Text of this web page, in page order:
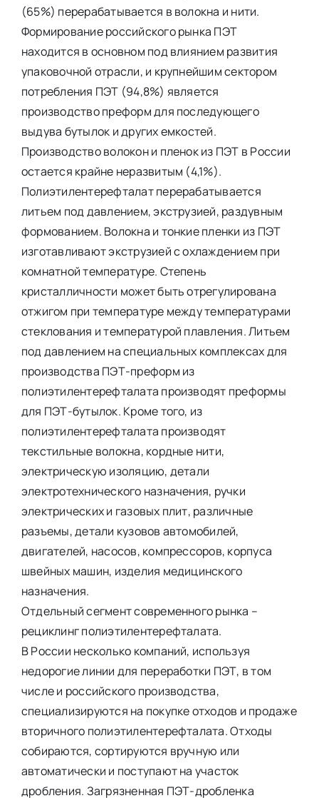
(65%) перерабатывается в волокна и нити.
Формирование российского рынка ПЭТ
находится в основном под влиянием развития
упаковочной отрасли, и крупнейшим сектором
потребления ПЭТ (94,8%) является
производство преформ для последующего
выдува бутылок и других емкостей.
Производство волокон и пленок из ПЭТ в России
остается крайне неразвитым (4,1%).
Полиэтилентерефталат перерабатывается
литьем под давлением, экструзией, раздувным
формованием. Волокна и тонкие пленки из ПЭТ
изготавливают экструзией с охлаждением при
комнатной температуре. Степень
кристалличности может быть отрегулирована
отжигом при температуре между температурами
стеклования и температурой плавления. Литьем
под давлением на специальных комплексах для
производства ПЭТ-преформ из
полиэтилентерефталата производят преформы
для ПЭТ-бутылок. Кроме того, из
полиэтилентерефталата производят
текстильные волокна, кордные нити,
электрическую изоляцию, детали
электротехнического назначения, ручки
электрических и газовых плит, различные
разъемы, детали кузовов автомобилей,
двигателей, насосов, компрессоров, корпуса
швейных машин, изделия медицинского
назначения.
Отдельный сегмент современного рынка –
рециклинг полиэтилентерефталата.
В России несколько компаний, используя
недорогие линии для переработки ПЭТ, в том
числе и российского производства,
специализируются на покупке отходов и продаже
вторичного полиэтилентерефталата. Отходы
собираются, сортируются вручную или
автоматически и поступают на участок
дробления. Загрязненная ПЭТ-дробленка